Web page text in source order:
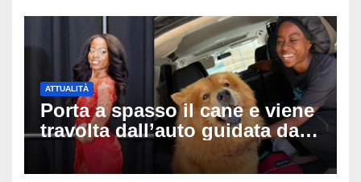
ATTUALITÀ
Porta a spasso il cane e viene
travolta dall’auto guidata da
due bambini di 4 e 6 anni: l’ex
miss Kiara Bowling lotta tra la